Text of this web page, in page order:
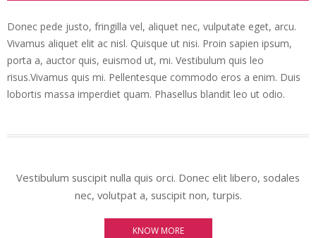
Donec pede justo, fringilla vel, aliquet nec, vulputate eget, arcu.
Vivamus aliquet elit ac nisl. Quisque ut nisi. Proin sapien ipsum,
porta a, auctor quis, euismod ut, mi. Vestibulum quis leo
risus.Vivamus quis mi. Pellentesque commodo eros a enim. Duis
lobortis massa imperdiet quam. Phasellus blandit leo ut odio.
Vestibulum suscipit nulla quis orci. Donec elit libero, sodales
nec, volutpat a, suscipit non, turpis.
KNOW MORE